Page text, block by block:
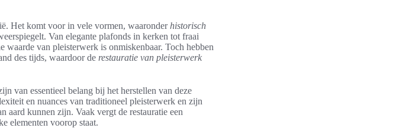
Het komt voor in vele vormen, waaronderhistorisch
Van elegante plafonds in kerken tot fraai
waarde van pleisterwerk is onmiskenbaar. Toch hebben
des tijds, waardoor de restauratie van pleisterwerk
van essentieel belang bij het herstellen van deze
en nuances van traditioneel pleisterwerk en zijn
aard kunnen zijn. Vaak vergt de restauratie een
elementen voorop staat.